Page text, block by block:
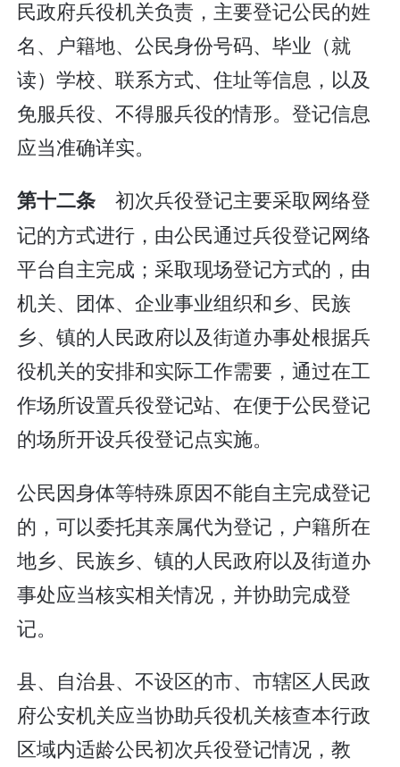
民政府兵役机关负责，主要登记公民的姓
名、户籍地、公民身份号码、毕业（就
读）学校、联系方式、住址等信息，以及
免服兵役、不得服兵役的情形。登记信息
应当准确详实。
第十二条初次兵役登记主要采取网络登
记的方式进行，由公民通过兵役登记网络
平台自主完成；采取现场登记方式的，由
机关、团体、企业事业组织和乡、民族
乡、镇的人民政府以及街道办事处根据兵
役机关的安排和实际工作需要，通过在工
作场所设置兵役登记站、在便于公民登记
的场所开设兵役登记点实施。
公民因身体等特殊原因不能自主完成登记
的，可以委托其亲属代为登记，户籍所在
地乡、民族乡、镇的人民政府以及街道办
事处应当核实相关情况，并协助完成登
记。
县、自治县、不设区的市、市辖区人民政
府公安机关应当协助兵役机关核查本行政
区域内适龄公民初次兵役登记情况，教